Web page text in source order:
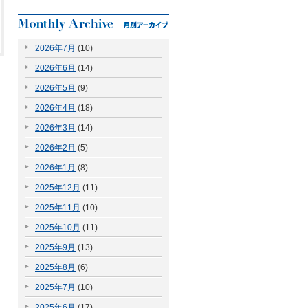
2026年7月 (10)
2026年6月 (14)
2026年5月 (9)
2026年4月 (18)
2026年3月 (14)
2026年2月 (5)
2026年1月 (8)
2025年12月 (11)
2025年11月 (10)
2025年10月 (11)
2025年9月 (13)
2025年8月 (6)
2025年7月 (10)